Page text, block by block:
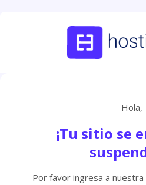
Hola,
¡Tu sitio se
Por favor ingresa a